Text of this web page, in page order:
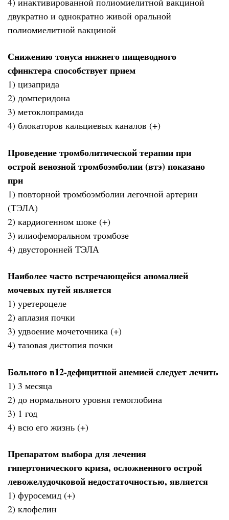
двукратно и однократно живой оральной
полиомиелитной вакциной
Снижению тонуса нижнего пищеводного
сфинктера способствует прием
1) цизаприда
2) домперидона
3) метоклопрамида
4) блокаторов кальциевых каналов (+)
Проведение тромболитической терапии при
острой венозной тромбоэмболии (втэ) показано
при
1) повторной тромбоэмболии легочной артерии
(ТЭЛА)
2) кардиогенном шоке (+)
3) илиофеморальном тромбозе
4) двусторонней ТЭЛА
Наиболее часто встречающейся аномалией
мочевых путей является
1) уретероцеле
2) аплазия почки
3) удвоение мочеточника (+)
4) тазовая дистопия почки
Больного в12-дефицитной анемией следует лечить
1) 3 месяца
2) до нормального уровня гемоглобина
3) 1 год
4) всю его жизнь (+)
Препаратом выбора для лечения
гипертонического криза, осложненного острой
левожелудочковой недостаточностью, является
1) фуросемид (+)
2) клофелин